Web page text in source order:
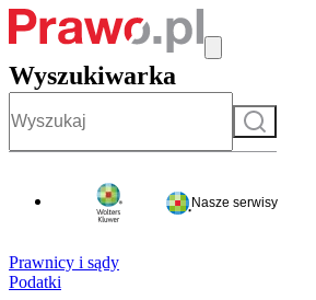
Wyszukiwarka
Szukaj
Nasze serwisy
Prawnicy i sądy
Podatki